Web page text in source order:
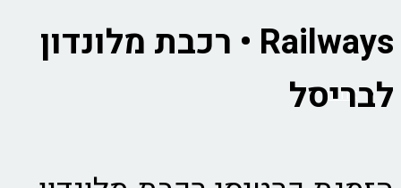
אודות
Railways • רכבת מלונדון
לבריסל